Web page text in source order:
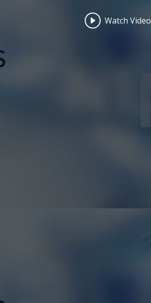
Watch Video